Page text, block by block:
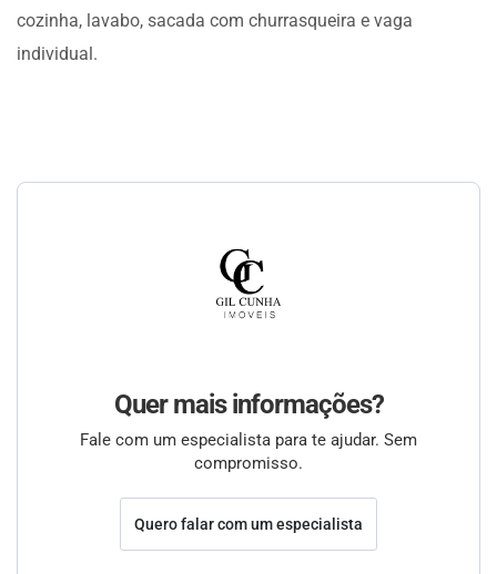
cozinha, lavabo, sacada com churrasqueira e vaga
individual.
Quer mais informações?
Fale com um especialista para te ajudar. Sem
compromisso.
Quero falar com um especialista